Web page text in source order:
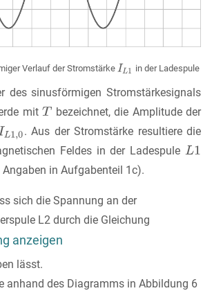
Verlauf der Stromstärke in der Ladespule
des sinusförmigen Stromstärkesignals
mit
bezeichnet, die Amplitude der
. Aus der Stromstärke resultiere die
Feldes in der Ladespule
in Aufgabenteil 1c).
sich die Spannung an der
L2 durch die Gleichung
anzeigen
lässt.
anhand des Diagramms in Abbildung 6